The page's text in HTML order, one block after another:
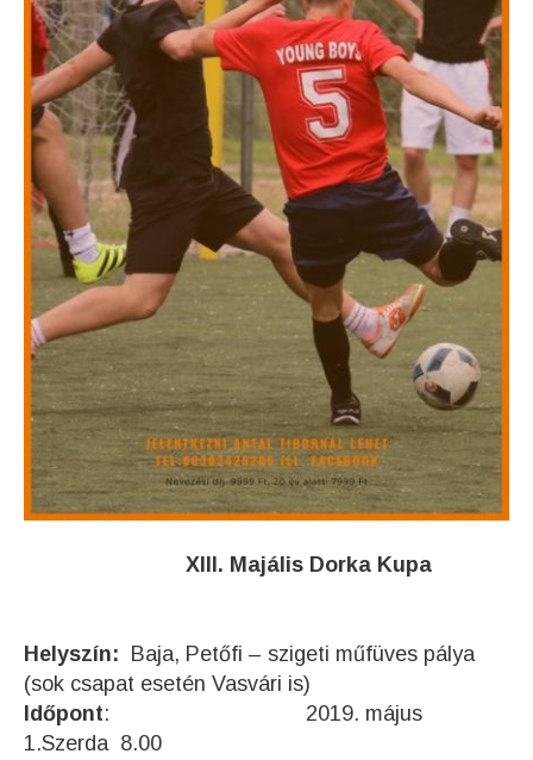
XIII. Majális Dorka Kupa
Helyszín: Baja, Petőfi – szigeti műfüves pálya
(sok csapat esetén Vasvári is)
Időpont: 2019. május
1.Szerda 8.00